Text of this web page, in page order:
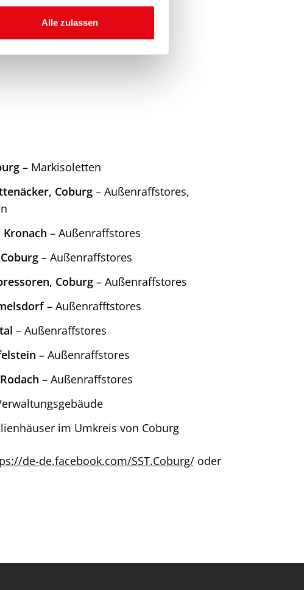
Alle zulassen
– Markisoletten
Coburg – Außenraffstores,
– Außenraffstores
– Außenraffstores
Coburg – Außenraffstores
– Außenrafftstores
– Außenraffstores
– Außenraffstores
– Außenraffstores
im Umkreis von Coburg
de-de.facebook.com/SST.Coburg/ oder